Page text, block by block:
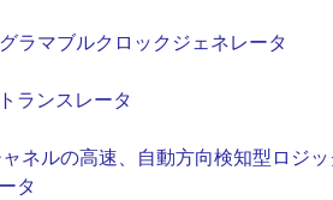
ラマブルクロックジェネレータ
ランスレータ
ネルの高速、自動方向検知型ロジ
タ